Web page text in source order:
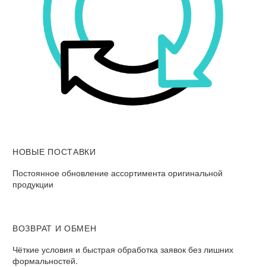
НОВЫЕ ПОСТАВКИ
Постоянное обновление ассортимента оригинальной
продукции
ВОЗВРАТ И ОБМЕН​
Чёткие условия и быстрая обработка заявок без лишних
формальностей.​